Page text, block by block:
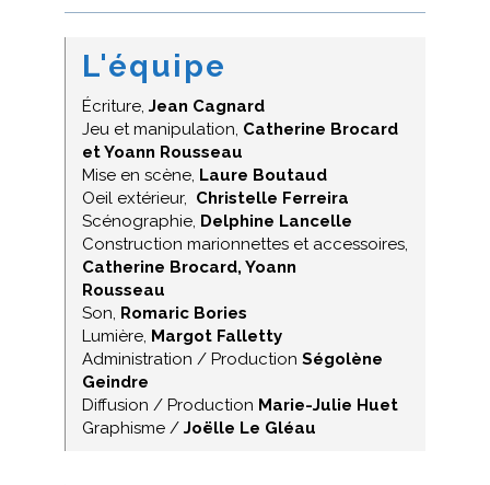
L'équipe
Écriture, Jean Cagnard
Jeu et manipulation, Catherine Brocard
et Yoann Rousseau
Mise en scène, Laure Boutaud
Oeil extérieur, Christelle Ferreira
Scénographie, Delphine Lancelle
Construction marionnettes et accessoires,
Catherine Brocard, Yoann
Rousseau
Son, Romaric Bories
Lumière, Margot Falletty
Administration / Production Ségolène
Geindre
Diffusion / Production Marie-Julie Huet
Graphisme / Joëlle Le Gléau